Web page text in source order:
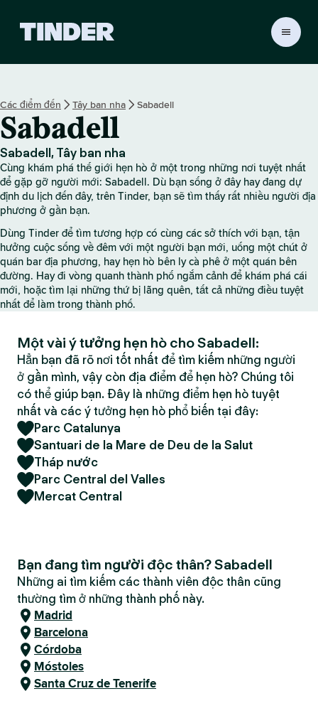
c
ủ
T
i
n
d
Các điểm đến Tây ban nha Sabadell
Sabadell
Sabadell, Tây ban nha
Cùng khám phá thế giới hẹn hò ở một trong những nơi tuyệt nhất
để gặp gỡ người mới: Sabadell. Dù bạn sống ở đây hay đang dự
định du lịch đến đây, trên Tinder, bạn sẽ tìm thấy rất nhiều người địa
phương ở gần bạn.
Dùng Tinder để tìm tương hợp có cùng các sở thích với bạn, tận
hưởng cuộc sống về đêm với một người bạn mới, uống một chút ở
quán bar địa phương, hay hẹn hò bên ly cà phê ở một quán bên
đường. Hay đi vòng quanh thành phố ngắm cảnh để khám phá cái
mới, hoặc tìm lại những thứ bị lãng quên, tất cả những điều tuyệt
nhất để làm trong thành phố.
Một vài ý tưởng hẹn hò cho Sabadell:
Hẳn bạn đã rõ nơi tốt nhất để tìm kiếm những người
ở gần mình, vậy còn địa điểm để hẹn hò? Chúng tôi
có thể giúp bạn. Đây là những điểm hẹn hò tuyệt
nhất và các ý tưởng hẹn hò phổ biến tại đây:
Parc Catalunya
Santuari de la Mare de Deu de la Salut
Tháp nước
Parc Central del Valles
Mercat Central
Bạn đang tìm người độc thân? Sabadell
Những ai tìm kiếm các thành viên độc thân cũng
thường tìm ở những thành phố này.
Madrid
Barcelona
Córdoba
Móstoles
Santa Cruz de Tenerife